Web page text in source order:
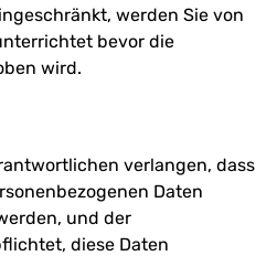
werden Sie von
bevor die
wird.
verlangen, dass
Daten
und der
diese Daten